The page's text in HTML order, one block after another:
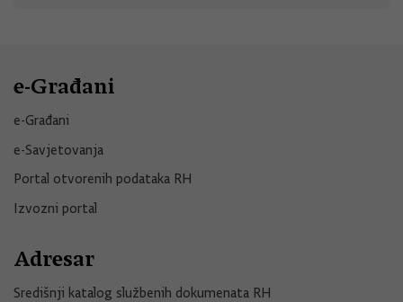
e-Građani
e-Građani
e-Savjetovanja
Portal otvorenih podataka RH
Izvozni portal
Adresar
Središnji katalog službenih dokumenata RH